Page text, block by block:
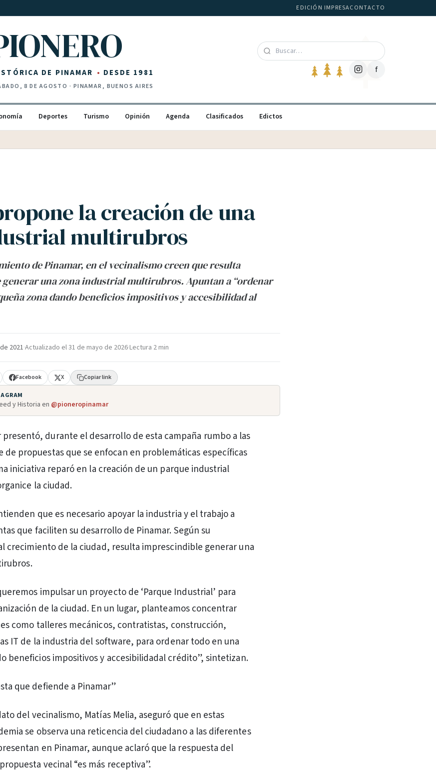
EDICIÓN IMPRESACONTACTO
DE PINAMAR DESDE 1981
8 DE AGOSTO · PINAMAR, BUENOS AIRES
f
Deportes Turismo Opinión Agenda Clasificados Edictos
la creación de una
multirubros
de Pinamar, en el vecinalismo creen que resulta
una zona industrial multirubros. Apuntan a “ordenar
zona dando beneficios impositivos y accesibilidad al
2021·Actualizado el31 de mayo de 2026·Lectura 2 min
Facebook X Copiar link
y Historia en @pioneropinamar
presentó, durante el desarrollo de esta campaña rumbo a las
de propuestas que se enfocan en problemáticas específicas
iniciativa reparó en la creación de un parque industrial
la ciudad.
que es necesario apoyar la industria y el trabajo a
que faciliten su desarrollo de Pinamar. Según su
crecimiento de la ciudad, resulta imprescindible generar una
impulsar un proyecto de ‘Parque Industrial’ para
de la ciudad. En un lugar, planteamos concentrar
como talleres mecánicos, contratistas, construcción,
IT de la industria del software, para ordenar todo en una
beneficios impositivos y accesibilidadal crédito”, sintetizan.
que defiende a Pinamar”
del vecinalismo, Matías Melia, aseguró que en estas
se observa una reticencia del ciudadano a las diferentes
en Pinamar, aunque aclaró que la respuesta del
vecinal “es más receptiva”.